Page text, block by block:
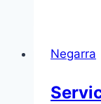
Negarra